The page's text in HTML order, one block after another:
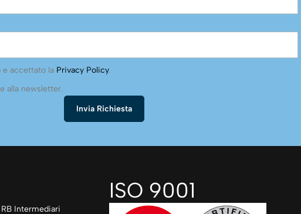
e accettato la Privacy Policy.
alla newsletter.
Intermediari
ISO 9001